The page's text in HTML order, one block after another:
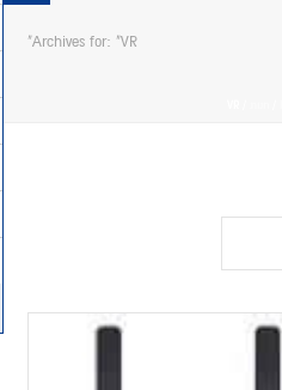
Archives for: "VR"